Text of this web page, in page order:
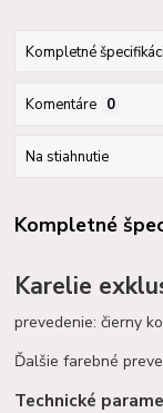
Kompletné
Komentáre 0
Na stiahnutie
Kompletné
Karelie
prevedenie: čierny
Ďalšie farebné
Technické